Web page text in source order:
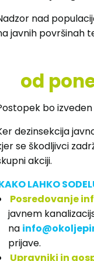
nad
javnih površinah
od
bo
dezinsekcija
se škodljivci
akciji.
LAHKO
Posredovanje
javnem
na
prijave.
Upravniki in